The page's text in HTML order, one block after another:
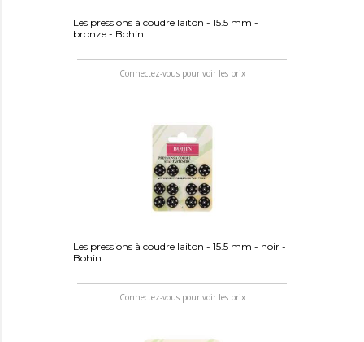
Les pressions à coudre laiton - 15.5 mm -
bronze - Bohin
Connectez-vous pour voir les prix
Les pressions à coudre laiton - 15.5 mm - noir -
Bohin
Connectez-vous pour voir les prix